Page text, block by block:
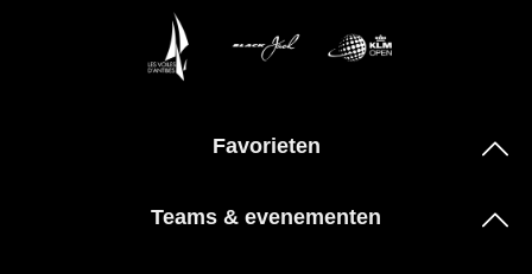
Favorieten
Teams & evenementen